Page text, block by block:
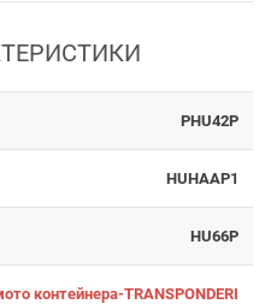
PHU42P
HUHAAP1
HU66P
контейнера-TRANSPONDERI